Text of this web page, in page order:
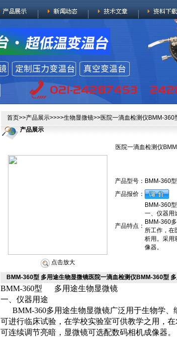
首页>>产品展示>>>>生物显微镜>>医院一滴血检测仪BMM-360
产品展示
医院一滴血检测仪
点击放大
产品型号： BMM-360
产品报价：
产品特点：
BMM-360
一、仪器用
BMM-360
所工作，在
析用。采用
像器。
BMM-360型 多用途生物显微镜医院一滴血检测仪BMM-360型
BMM-360型
多用途生物显微镜
一、仪器用途
BMM-360多用途生物显微镜广泛用于生物学
可进行临床试验，在学校实验室可供教学之用，
可连续调节亮暗，显微镜可选配数码相机成像器。